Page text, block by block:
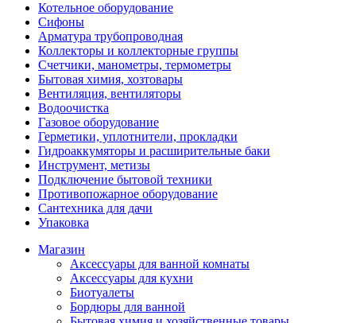
Котельное оборудование
Сифоны
Арматура трубопроводная
Коллекторы и коллекторные группы
Счетчики, манометры, термометры
Бытовая химия, хозтовары
Вентиляция, вентиляторы
Водоочистка
Газовое оборудование
Герметики, уплотнители, прокладки
Гидроаккумяторы и расширительные баки
Инструмент, метизы
Подключение бытовой техники
Противопожарное оборудование
Сантехника для дачи
Упаковка
Магазин
Аксессуары для ванной комнаты
Аксессуары для кухни
Биотуалеты
Бордюры для ванной